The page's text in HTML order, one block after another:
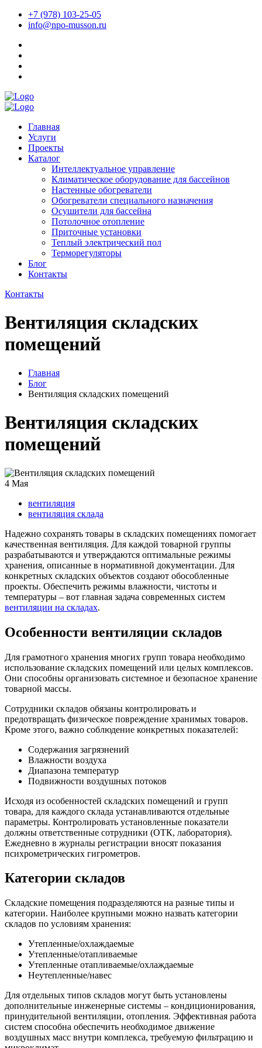
+7 (978) 103-25-05
info@npo-musson.ru
Главная
Услуги
Проекты
Каталог
Интеллектуальное управление
Климатическое оборудование для бассейнов
Настенные обогреватели
Обогреватели специального назначения
Осушители для бассейна
Потолочное отопление
Приточные установки
Теплый электрический пол
Терморегуляторы
Блог
Контакты
Контакты
Вентиляция складских
помещений
Главная
Блог
Вентиляция складских помещений
Вентиляция складских
помещений
4 Мая
вентиляция
вентиляция склада
Надежно сохранять товары в складских помещениях помогает
качественная вентиляция. Для каждой товарной группы
разрабатываются и утверждаются оптимальные режимы
хранения, описанные в нормативной документации. Для
конкретных складских объектов создают обособленные
проекты. Обеспечить режимы влажности, чистоты и
температуры – вот главная задача современных систем
вентиляции на складах.
Особенности вентиляции складов
Для грамотного хранения многих групп товара необходимо
использование складских помещений или целых комплексов.
Они способны организовать системное и безопасное хранение
товарной массы.
Сотрудники складов обязаны контролировать и
предотвращать физическое повреждение хранимых товаров.
Кроме этого, важно соблюдение конкретных показателей:
Содержания загрязнений
Влажности воздуха
Диапазона температур
Подвижности воздушных потоков
Исходя из особенностей складских помещений и групп
товара, для каждого склада устанавливаются отдельные
параметры. Контролировать установленные показатели
должны ответственные сотрудники (ОТК, лаборатория).
Ежедневно в журналы регистрации вносят показания
психрометрических гигрометров.
Категории складов
Складские помещения подразделяются на разные типы и
категории. Наиболее крупными можно назвать категории
складов по условиям хранения:
Утепленные/охлаждаемые
Утепленные/отапливаемые
Утепленные отапливаемые/охлаждаемые
Неутепленные/навес
Для отдельных типов складов могут быть установлены
дополнительные инженерные системы – кондиционирования,
принудительной вентиляции, отопления. Эффективная работа
систем способна обеспечить необходимое движение
воздушных масс внутри комплекса, требуемую фильтрацию и